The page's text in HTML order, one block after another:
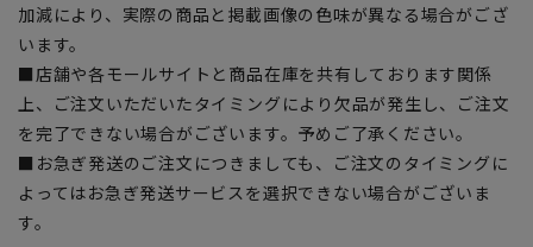
加減により、実際の商品と掲載画像の色味が異なる場合がござ
います。
■店舗や各モールサイトと商品在庫を共有しております関係
上、ご注文いただいたタイミングにより欠品が発生し、ご注文
を完了できない場合がございます。予めご了承ください。
■お急ぎ発送のご注文につきましても、ご注文のタイミングに
よってはお急ぎ発送サービスを選択できない場合がございま
す。